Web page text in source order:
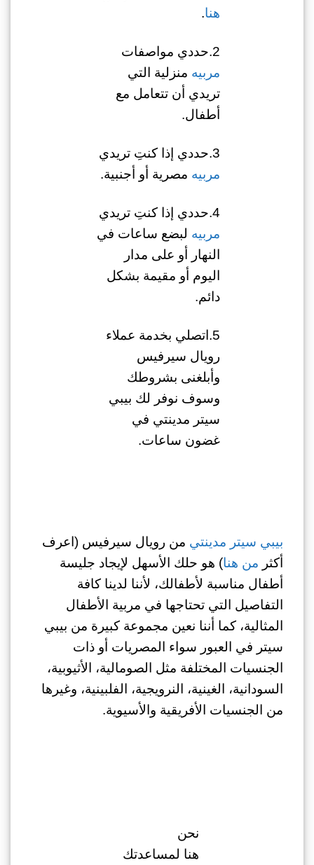
هنا.
2.حددي مواصفات
مربيه منزلية التي
تريدي أن تتعامل مع
أطفال.
3.حددي إذا كنتِ تريدي
مربيه مصرية أو أجنبية.
4.حددي إذا كنتِ تريدي
مربيه لبضع ساعات في
النهار أو على مدار
اليوم أو مقيمة بشكل
دائم.
5.اتصلي بخدمة عملاء
رويال سيرفيس
وأبلغنى بشروطك
وسوف نوفر لك بيبي
سيتر مدينتي في
غضون ساعات.
بيبي سيتر مدينتي من رويال سيرفيس (اعرف
أكثر من هنا) هو حلك الأسهل لإيجاد جليسة
أطفال مناسبة لأطفالك، لأننا لدينا كافة
التفاصيل التي تحتاجها في مربية الأطفال
المثالية، كما أننا نعين مجموعة كبيرة من بيبي
سيتر في العبور سواء المصريات أو ذات
الجنسيات المختلفة مثل الصومالية، الأثيوبية،
السودانية، الغينية، النرويجية، الفلبينية، وغيرها
من الجنسيات الأفريقية والأسيوية.
نحن
هنا لمساعدتك